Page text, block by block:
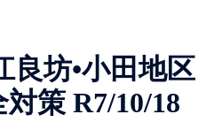
良坊•小田地区
策 R7/10/18